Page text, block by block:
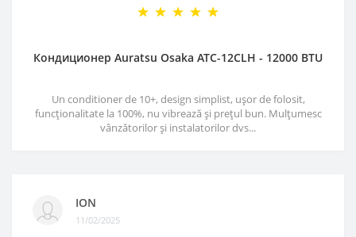
Кондиционер Auratsu Osaka ATC-12CLH - 12000 BTU
Un conditioner de 10+, design simplist, ușor de folosit,
funcționalitate la 100%, nu vibrează și prețul bun. Mulțumesc
vânzătorilor și instalatorilor dvs...
ION
11/02/2025